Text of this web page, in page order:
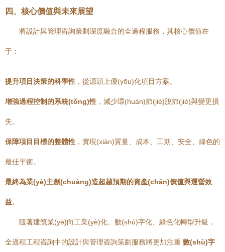
四、核心價值與未來展望
將設計與管理咨詢策劃深度融合的全過程服務，其核心價值在
于：
提升項目決策的科學性 ，從源頭上優(yōu)化項目方案。
增強過程控制的系統(tǒng)性 ，減少環(huán)節(jié)脫節(jié)與變更損
失。
保障項目目標的整體性 ，實現(xiàn)質量、成本、工期、安全、綠色的
最佳平衡。
最終為業(yè)主創(chuàng)造超越預期的資產(chǎn)價值與運營效
益。
隨著建筑業(yè)向工業(yè)化、數(shù)字化、綠色化轉型升級，
全過程工程咨詢中的設計與管理咨詢策劃服務將更加注重 數(shù)字